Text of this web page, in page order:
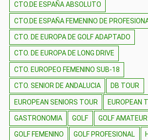
CTO.DE ESPAÑA ABSOLUTO
CTO.DE ESPAÑA FEMENINO DE
CTO. DE EUROPA DE GOLF ADAPTADO
CTO. DE EUROPA DE LONG DRIVE
CTO. EUROPEO FEMENINO SUB-18
CTO. SENIOR DE ANDALUCIA DB TOUR
EUROPEAN SENIORS TOUR EUROPEAN
GASTRONOMIA GOLF GOLF AMATEUR
GOLF FEMENINO GOLF PROFESIONAL